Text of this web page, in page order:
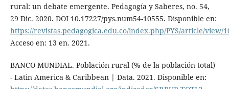
rural: un debate emergente. Pedagogía y Saberes, no. 54,
29 Dic. 2020. DOI 10.17227/pys.num54-10555. Disponible en:
https://revistas.pedagogica.edu.co/index.php/PYS/article/view/
Acceso en: 13 en. 2021.
BANCO MUNDIAL. Población rural (% de la población total)
- Latin America & Caribbean | Data. 2021. Disponible en: